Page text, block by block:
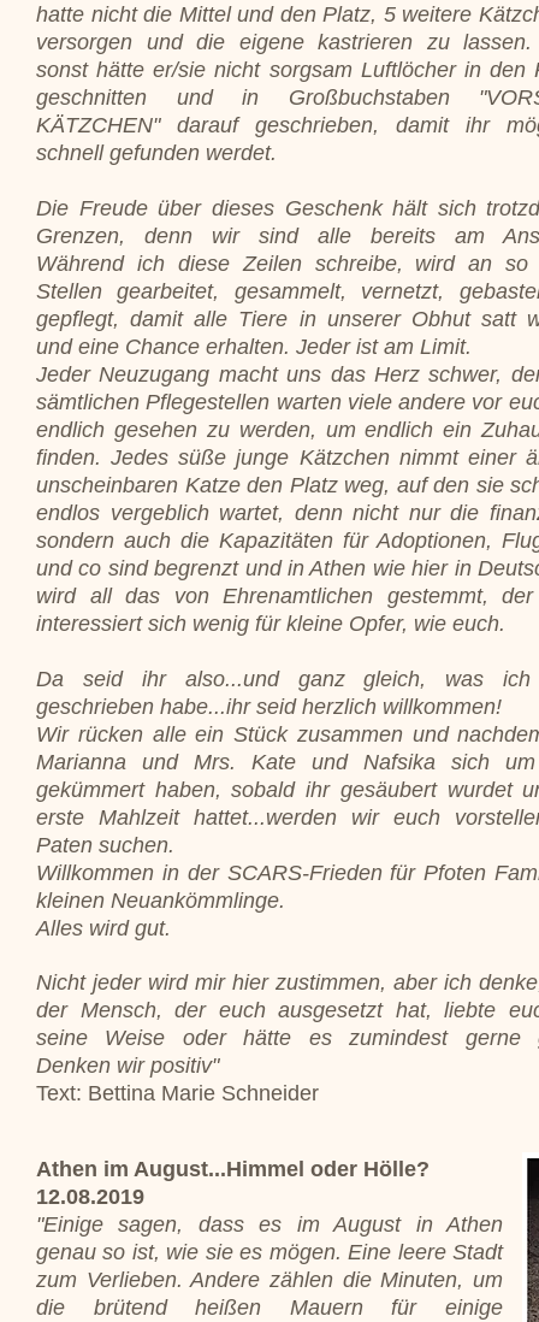
hatte nicht die Mittel und den Platz, 5 weitere
versorgen und die eigene kastrieren zu
sonst hätte er/sie nicht sorgsam Luftlöcher in den
geschnitten und in Großbuchstaben
KÄTZCHEN" darauf geschrieben, damit ihr
schnell gefunden werdet.
Die Freude über dieses Geschenk hält sich
Grenzen, denn wir sind alle bereits am
Während ich diese Zeilen schreibe, wird an so
Stellen gearbeitet, gesammelt, vernetzt,
gepflegt, damit alle Tiere in unserer Obhut satt
und eine Chance erhalten. Jeder ist am Limit.
Jeder Neuzugang macht uns das Herz schwer,
sämtlichen Pflegestellen warten viele andere vor
endlich gesehen zu werden, um endlich ein
finden. Jedes süße junge Kätzchen nimmt einer
unscheinbaren Katze den Platz weg, auf den sie
endlos vergeblich wartet, denn nicht nur die
sondern auch die Kapazitäten für Adoptionen,
und co sind begrenzt und in Athen wie hier in
wird all das von Ehrenamtlichen gestemmt,
interessiert sich wenig für kleine Opfer, wie euch.
Da seid ihr also...und ganz gleich, was ich
geschrieben habe...ihr seid herzlich willkommen!
Wir rücken alle ein Stück zusammen und
Marianna und Mrs. Kate und Nafsika sich
gekümmert haben, sobald ihr gesäubert wurdet
erste Mahlzeit hattet...werden wir euch
Paten suchen.
Willkommen in der SCARS-Frieden für Pfoten
kleinen Neuankömmlinge.
Alles wird gut.
Nicht jeder wird mir hier zustimmen, aber ich
der Mensch, der euch ausgesetzt hat, liebte
seine Weise oder hätte es zumindest gerne
Denken wir positiv"
Text: Bettina Marie Schneider
Athen im August...Himmel oder Hölle?
12.08.2019
"Einige sagen, dass es im August in Athen
genau so ist, wie sie es mögen. Eine leere Stadt
zum Verlieben. Andere zählen die Minuten, um
die brütend heißen Mauern für einige